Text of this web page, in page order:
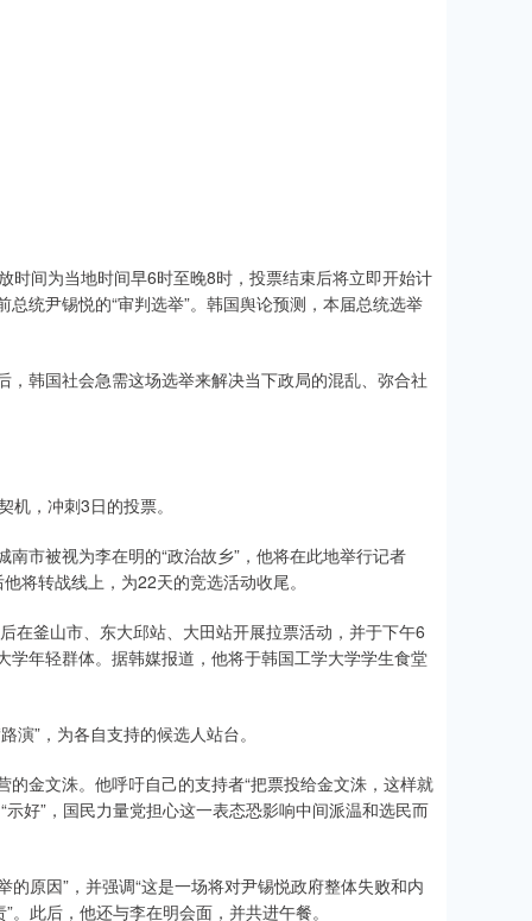
间为当地时间早6时至晚8时，投票结束后将立即开始计
统尹锡悦的“审判选举”。韩国舆论预测，本届总统选举
韩国社会急需这场选举来解决当下政局的混乱、弥合社
，冲刺3日的投票。
市被视为李在明的“政治故乡”，他将在此地举行记者
将转战线上，为22天的竞选活动收尾。
在釜山市、东大邱站、大田站开展拉票活动，并于下午6
年轻群体。据韩媒报道，他将于韩国工学大学学生食堂
”，为各自支持的候选人站台。
金文洙。他呼吁自己的支持者“把票投给金文洙，这样就
好”，国民力量党担心这一表态恐影响中间派温和选民而
原因”，并强调“这是一场将对尹锡悦政府整体失败和内
此后，他还与李在明会面，并共进午餐。